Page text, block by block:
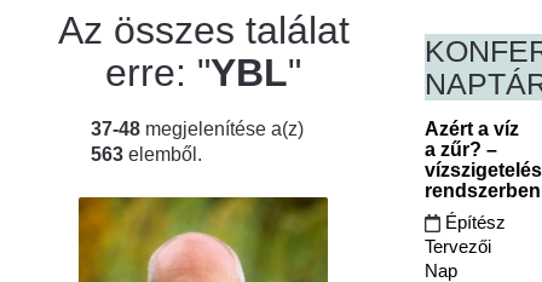
Az összes találat
erre: "YBL"
37-48 megjelenítése a(z)
563 elemből.
Azért a víz
a zűr? –
Építész
Tervezői
Nap